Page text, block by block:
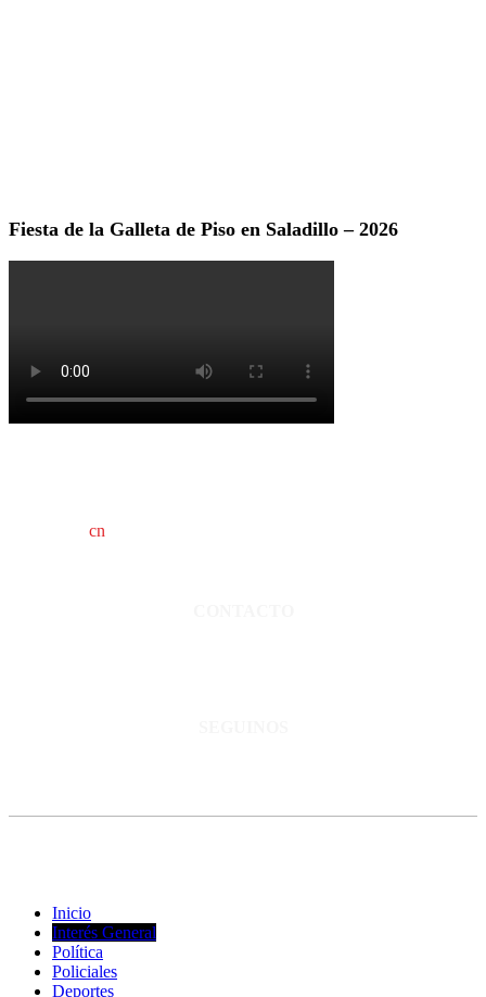
Fiesta de la Galleta de Piso en Saladillo – 2026
cn
Inicio
Interés General
Política
Policiales
Deportes